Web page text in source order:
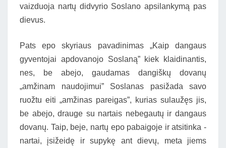
vaizduoja nartų didvyrio Soslano apsilankymą pas
dievus.
Pats epo skyriaus pavadinimas „Kaip dangaus
gyventojai apdovanojo Soslaną” kiek klaidinantis,
nes, be abejo, gaudamas dangiškų dovanų
„amžinam naudojimui” Soslanas pasižada savo
ruožtu eiti „amžinas pareigas”, kurias sulaužęs jis,
be abejo, drauge su nartais nebegautų ir dangaus
dovanų. Taip, beje, nartų epo pabaigoje ir atsitinka -
nartai, įsižeidę ir supykę ant dievų, meta jiems